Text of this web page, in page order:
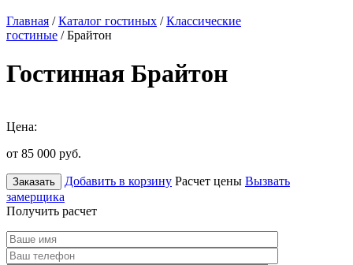
Главная /Каталог гостиных /Классические
гостиные / Брайтон
Гостинная Брайтон
Цена:
от 85 000 руб.
Заказать Добавить в корзину Расчет цены Вызвать
замерщика
Получить расчет